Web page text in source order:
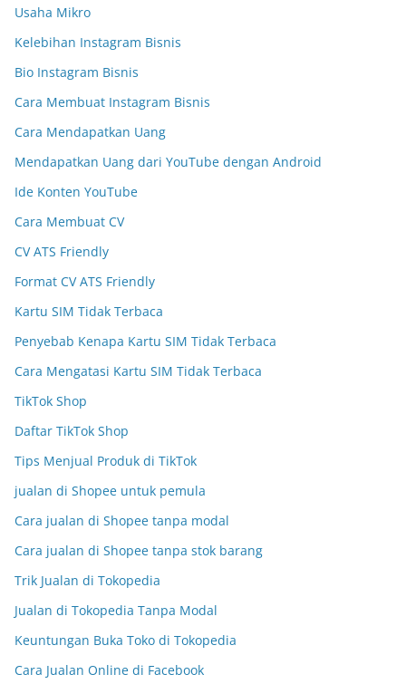
Usaha Mikro
Kelebihan Instagram Bisnis
Bio Instagram Bisnis
Cara Membuat Instagram Bisnis
Cara Mendapatkan Uang
Mendapatkan Uang dari YouTube dengan Android
Ide Konten YouTube
Cara Membuat CV
CV ATS Friendly
Format CV ATS Friendly
Kartu SIM Tidak Terbaca
Penyebab Kenapa Kartu SIM Tidak Terbaca
Cara Mengatasi Kartu SIM Tidak Terbaca
TikTok Shop
Daftar TikTok Shop
Tips Menjual Produk di TikTok
jualan di Shopee untuk pemula
Cara jualan di Shopee tanpa modal
Cara jualan di Shopee tanpa stok barang
Trik Jualan di Tokopedia
Jualan di Tokopedia Tanpa Modal
Keuntungan Buka Toko di Tokopedia
Cara Jualan Online di Facebook